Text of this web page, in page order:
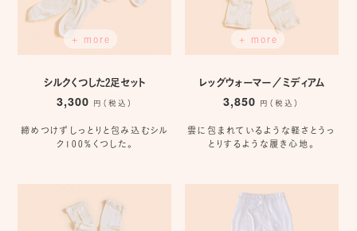
+ more
シルクくつした2足セット
3,300 円（税込）
締めつけずしっとりと包み込むシル
ク100%くつした。
+ more
レッグウォーマー／ミディアム
3,850 円（税込）
雲に包まれているような軽さとうっ
とりするような履き心地。